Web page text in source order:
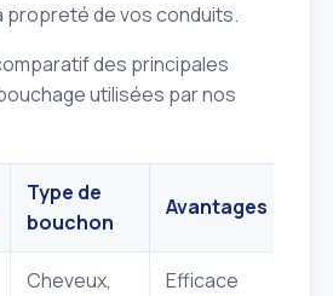
propreté de vos conduits.
des principales
utilisées par nos
Type de
bouchon
Avantages
Cheveux,
Efficace